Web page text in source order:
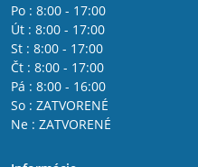
Po : 8:00 - 17:00
Út : 8:00 - 17:00
St : 8:00 - 17:00
Čt : 8:00 - 17:00
Pá : 8:00 - 16:00
So : ZATVORENÉ
Ne : ZATVORENÉ